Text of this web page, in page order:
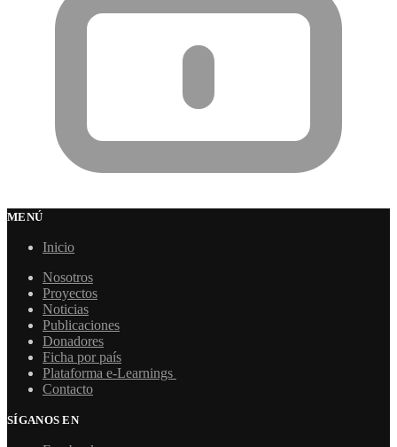
MENÚ
Inicio
Nosotros
Proyectos
Noticias
Publicaciones
Donadores
Ficha por país
Plataforma e-Learnings
Contacto
SÍGANOS EN